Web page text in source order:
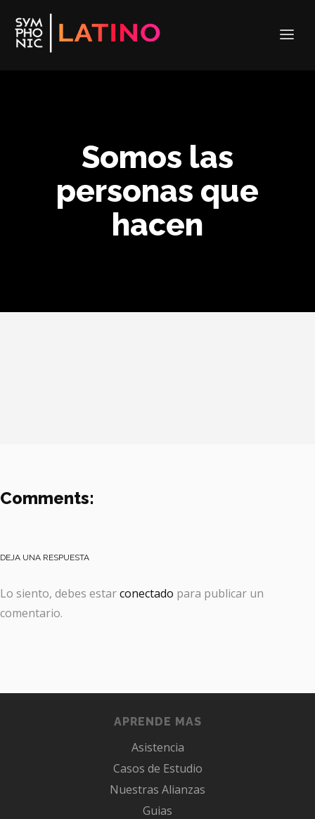
Somos las
personas que
hacen
Comments:
DEJA UNA RESPUESTA
Lo siento, debes estarconectado para publicar un
comentario.
APRENDE MAS
Asistencia
Casos de Estudio
Nuestras Alianzas
Guias